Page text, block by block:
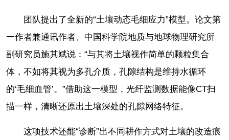
团队提出了全新的“土壤动态毛细应力”模型。论文第
一作者兼通讯作者、中国科学院地质与地球物理研究所
副研究员施其斌说：“与其将土壤视作简单的颗粒集合
体，不如将其视为多孔介质，孔隙结构是维持水循环
的‘毛细血管’。”借助这一模型，光纤监测数据能像CT扫
描一样，清晰还原出土壤深处的孔隙网络特征。
这项技术还能“诊断”出不同耕作方式对土壤的改造痕